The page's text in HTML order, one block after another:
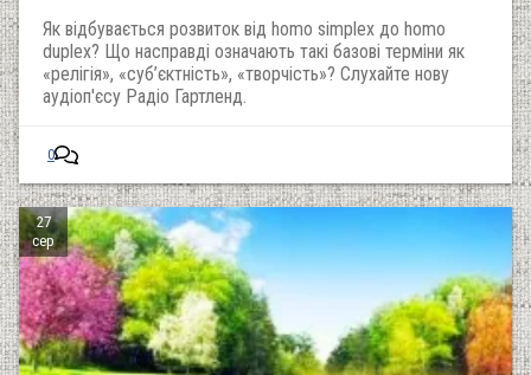
Як відбувається розвиток від homo simplex до homo
duplex? Що насправді означають такі базові терміни як
«релігія», «суб’єктність», «творчість»? Слухайте нову
аудіоп'єсу Радіо Гартленд.
0
27
сер